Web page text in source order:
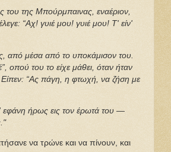
του της Μπούρμπαινας, εναέριον,
“Αχ! γυιέ μου! γυιέ μου! Τ' είν'
από μέσα από το υποκάμισον του.
οπού του το είχε μάθει, όταν ήταν
Είπεν: “Ας πάγη, η φτωχή, να ζήση με
εφάνη ήρως εις τον έρωτά του —
να τρώνε και να πίνουν, και